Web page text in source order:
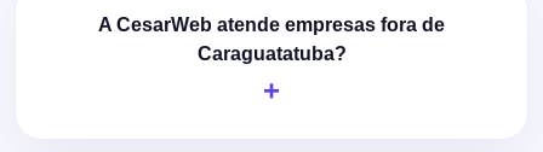
A CesarWeb atende empresas fora de
Caraguatatuba?